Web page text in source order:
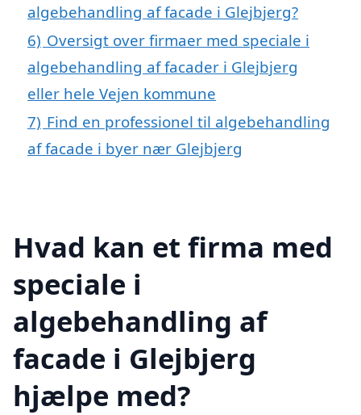
algebehandling af facade i Glejbjerg?
6) Oversigt over firmaer med speciale i
algebehandling af facader i Glejbjerg
eller hele Vejen kommune
7) Find en professionel til algebehandling
af facade i byer nær Glejbjerg
Hvad kan et firma med
speciale i
algebehandling af
facade i Glejbjerg
hjælpe med?